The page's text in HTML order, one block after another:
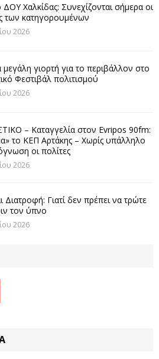
Χαλκίδας: Συνεχίζονται σήμερα οι
των κατηγορουμένων
2026
γιορτή για το περιβάλλον στο
Φεστιβάλ πολιτισμού
2026
– Καταγγελία στον Evripos 90fm:
το ΚΕΠ Αρτάκης – Χωρίς υπάλληλο
οι πολίτες
2026
Διατροφή: Γιατί δεν πρέπει να τρώτε
τον ύπνο
2026